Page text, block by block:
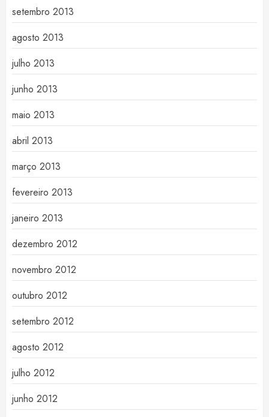
setembro 2013
agosto 2013
julho 2013
junho 2013
maio 2013
abril 2013
março 2013
fevereiro 2013
janeiro 2013
dezembro 2012
novembro 2012
outubro 2012
setembro 2012
agosto 2012
julho 2012
junho 2012